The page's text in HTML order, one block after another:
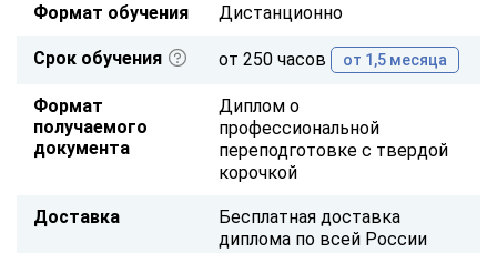
Формат обучения Дистанционно
Срок обучения от 250 часов от 1,5 месяца
Формат
получаемого
документа
Диплом о
профессиональной
переподготовке с твердой
корочкой
Доставка
Бесплатная доставка
диплома по всей России